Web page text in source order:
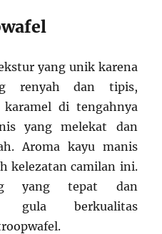
yang unik karena
renyah dan tipis,
di tengahnya
yang melekat dan
Aroma kayu manis
kelezatan camilan ini.
yang tepat dan
gula berkualitas